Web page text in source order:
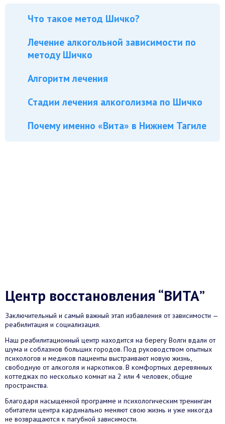
Что такое метод Шичко?
Лечение алкогольной зависимости по
методу Шичко
Алгоритм лечения
Стадии лечения алкоголизма по Шичко
Почему именно «Вита» в Нижнем Тагиле
Центр восстановления “ВИТА”
Заключительный и самый важный этап избавления от зависимости —
реабилитация и социализация.
Наш реабилитационный центр находится на берегу Волги вдали от
шума и соблазнов больших городов. Под руководством опытных
психологов и медиков пациенты выстраивают новую жизнь,
свободную от алкоголя и наркотиков. В комфортных деревянных
коттеджах по несколько комнат на 2 или 4 человек, общие
пространства.
Благодаря насыщенной программе и психологическим тренингам
обитатели центра кардинально меняют свою жизнь и уже никогда
не возвращаются к пагубной зависимости.